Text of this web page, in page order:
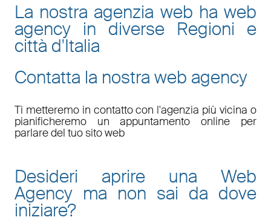
La nostra agenzia web ha web
agency in diverse Regioni e
città d'Italia
Contatta la nostra web agency
Ti metteremo in contatto con l'agenzia più vicina o
pianificheremo un appuntamento online per
parlare del tuo sito web
Desideri aprire una Web
Agency ma non sai da dove
iniziare?